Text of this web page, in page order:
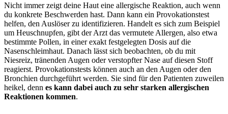
Nicht immer zeigt deine Haut eine allergische Reaktion, auch wenn
du konkrete Beschwerden hast. Dann kann ein Provokationstest
helfen, den Auslöser zu identifizieren. Handelt es sich zum Beispiel
um Heuschnupfen, gibt der Arzt das vermutete Allergen, also etwa
bestimmte Pollen, in einer exakt festgelegten Dosis auf die
Nasenschleimhaut. Danach lässt sich beobachten, ob du mit
Niesreiz, tränenden Augen oder verstopfter Nase auf diesen Stoff
reagierst. Provokationstests können auch an den Augen oder den
Bronchien durchgeführt werden. Sie sind für den Patienten zuweilen
heikel, denn es kann dabei auch zu sehr starken allergischen
Reaktionen kommen.